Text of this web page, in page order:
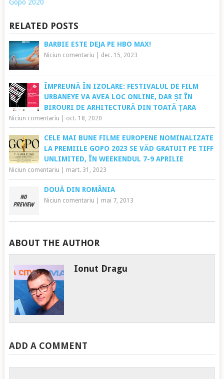
Gopo 2020
RELATED POSTS
BARBIE ESTE DEJA PE HBO MAX!
Niciun comentariu dec. 15, 2023
ÎMPREUNĂ ÎN IZOLARE: FESTIVALUL DE FILM
URBANEYE VA AVEA LOC ONLINE, DAR ȘI ÎN
BIROURI DE ARHITECTURĂ DIN TOATĂ ȚARA
Niciun comentariu oct. 18, 2020
CELE MAI BUNE FILME EUROPENE NOMINALIZATE
LA PREMIILE GOPO 2023 SE VĂD GRATUIT PE TIFF
UNLIMITED, ÎN WEEKENDUL 7-9 APRILIE
Niciun comentariu mart. 31, 2023
DOUĂ DIN ROMÂNIA
Niciun comentariu mai 7, 2013
ABOUT THE AUTHOR
Ionut Dragu
ADD A COMMENT